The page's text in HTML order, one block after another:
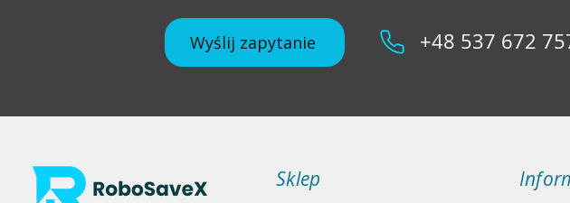
Wyślij zapytanie +48 537 672
Sklep